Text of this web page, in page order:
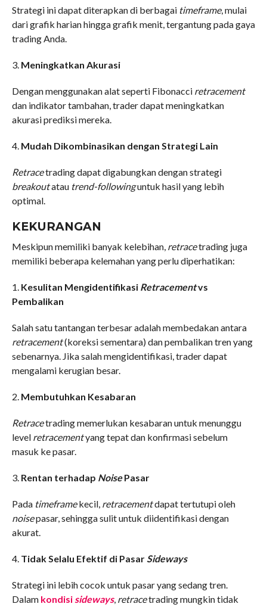
Strategi ini dapat diterapkan di berbagai timeframe, mulai
dari grafik harian hingga grafik menit, tergantung pada gaya
trading Anda.
3. Meningkatkan Akurasi
Dengan menggunakan alat seperti Fibonacci retracement
dan indikator tambahan, trader dapat meningkatkan
akurasi prediksi mereka.
4. Mudah Dikombinasikan dengan Strategi Lain
Retracetrading dapat digabungkan dengan strategi
breakoutatau trend-followinguntuk hasil yang lebih
optimal.
KEKURANGAN
Meskipun memiliki banyak kelebihan, retracetrading juga
memiliki beberapa kelemahan yang perlu diperhatikan:
1. Kesulitan Mengidentifikasi Retracementvs
Pembalikan
Salah satu tantangan terbesar adalah membedakan antara
retracement(koreksi sementara) dan pembalikan tren yang
sebenarnya. Jika salah mengidentifikasi, trader dapat
mengalami kerugian besar.
2. Membutuhkan Kesabaran
Retracetrading memerlukan kesabaran untuk menunggu
level retracementyang tepat dan konfirmasi sebelum
masuk ke pasar.
3. Rentan terhadap NoisePasar
Pada timeframekecil, retracementdapat tertutupi oleh
noisepasar, sehingga sulit untuk diidentifikasi dengan
akurat.
4. Tidak Selalu Efektif di PasarSideways
Strategi ini lebih cocok untuk pasar yang sedang tren.
Dalam kondisi sideways, retracetrading mungkin tidak